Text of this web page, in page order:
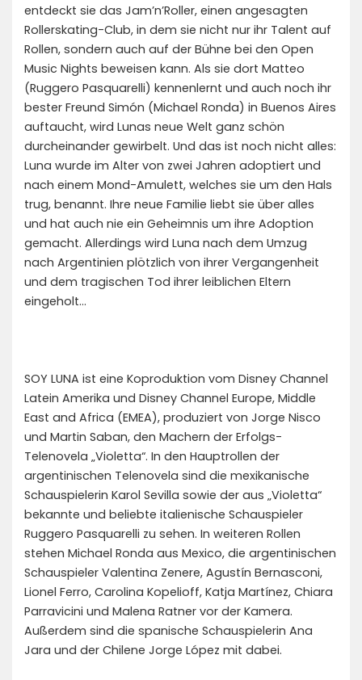
entdeckt sie das Jam’n’Roller, einen angesagten
Rollerskating-Club, in dem sie nicht nur ihr Talent auf
Rollen, sondern auch auf der Bühne bei den Open
Music Nights beweisen kann. Als sie dort Matteo
(Ruggero Pasquarelli) kennenlernt und auch noch ihr
bester Freund Simón (Michael Ronda) in Buenos Aires
auftaucht, wird Lunas neue Welt ganz schön
durcheinander gewirbelt. Und das ist noch nicht alles:
Luna wurde im Alter von zwei Jahren adoptiert und
nach einem Mond-Amulett, welches sie um den Hals
trug, benannt. Ihre neue Familie liebt sie über alles
und hat auch nie ein Geheimnis um ihre Adoption
gemacht. Allerdings wird Luna nach dem Umzug
nach Argentinien plötzlich von ihrer Vergangenheit
und dem tragischen Tod ihrer leiblichen Eltern
eingeholt…
SOY LUNA ist eine Koproduktion vom Disney Channel
Latein Amerika und Disney Channel Europe, Middle
East and Africa (EMEA), produziert von Jorge Nisco
und Martin Saban, den Machern der Erfolgs-
Telenovela „Violetta“. In den Hauptrollen der
argentinischen Telenovela sind die mexikanische
Schauspielerin Karol Sevilla sowie der aus „Violetta“
bekannte und beliebte italienische Schauspieler
Ruggero Pasquarelli zu sehen. In weiteren Rollen
stehen Michael Ronda aus Mexico, die argentinischen
Schauspieler Valentina Zenere, Agustín Bernasconi,
Lionel Ferro, Carolina Kopelioff, Katja Martínez, Chiara
Parravicini und Malena Ratner vor der Kamera.
Außerdem sind die spanische Schauspielerin Ana
Jara und der Chilene Jorge López mit dabei.